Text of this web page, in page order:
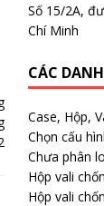
Số 15/2A,
Chí Minh
CÁC
Case, Hộp,
Chọn cấu
Chưa phân
Hộp vali
Hộp vali